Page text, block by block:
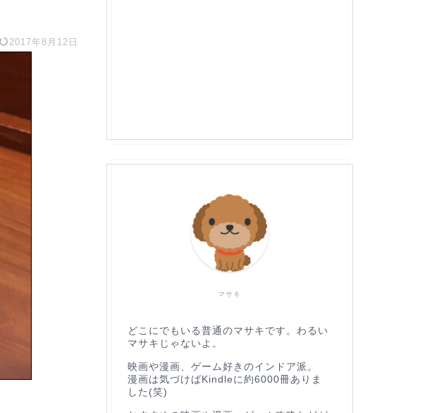
2017年8月12日
マサキ
どこにでもいる普通のマサキです。わるい
マサキじゃないよ。
映画や漫画、ゲーム好きのインドア派。
漫画は気づけばKindleに約6000冊ありま
した(笑)